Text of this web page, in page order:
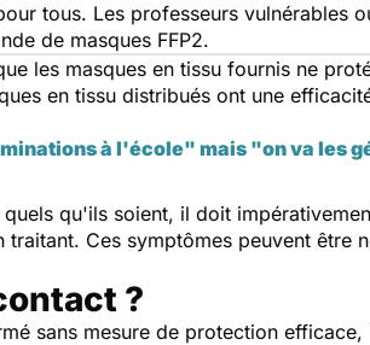
tous. Les professeurs vulnérables
de masques FFP2.
les masques en tissu fournis ne
en tissu distribués ont une
à l'école" mais "on va les
qu'ils soient, il doit
Ces symptômes peuvent être
?
sans mesure de protection